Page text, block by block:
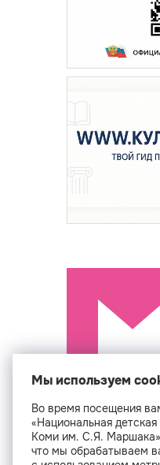
Мы используем
Во время посещения
«Национальная
Коми им. С.Я.
что мы обрабатываем